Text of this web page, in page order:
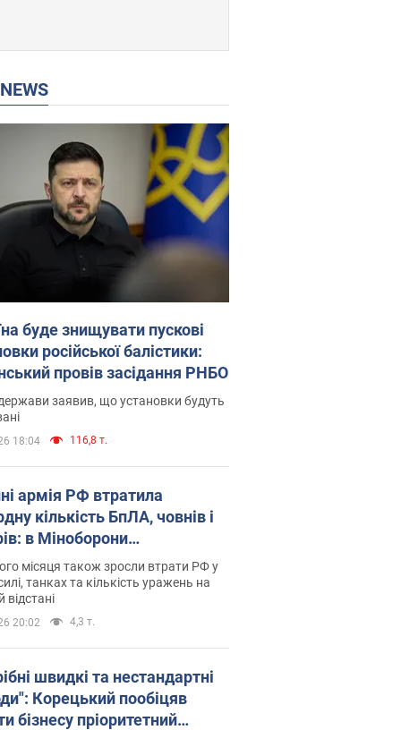
NEWS
буде знищувати пускові
російської балістики:
провів засідання РНБО
заявив, що установки будуть
18:04 116,8 т.
армія РФ втратила
кількість БпЛА, човнів і
в Міноборони
статистику
місяця також зросли втрати РФ у
танках та кількість уражень на
відстані
20:02 4,3 т.
швидкі та нестандартні
Корецький пообіцяв
бізнесу пріоритетний